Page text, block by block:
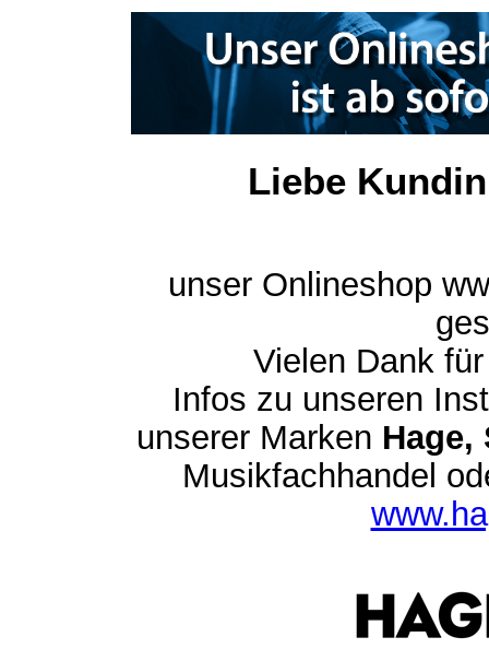
Liebe
unser Onlineshop
Vielen Dank
Infos zu unseren
unserer Marken Hage,
Musikfachhandel